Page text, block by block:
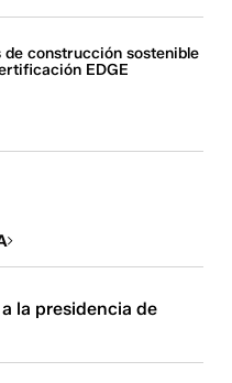
de construcción sostenible
EDGE
la presidencia de